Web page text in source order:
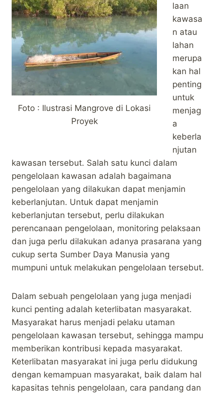
Foto : Ilustrasi Mangrove di Lokasi
Proyek
laan
kawasa
n atau
lahan
merupa
kan hal
penting
untuk
menjag
a
keberla
njutan
kawasan tersebut. Salah satu kunci dalam
pengelolaan kawasan adalah bagaimana
pengelolaan yang dilakukan dapat menjamin
keberlanjutan. Untuk dapat menjamin
keberlanjutan tersebut, perlu dilakukan
perencanaan pengelolaan, monitoring pelaksaan
dan juga perlu dilakukan adanya prasarana yang
cukup serta Sumber Daya Manusia yang
mumpuni untuk melakukan pengelolaan tersebut.
Dalam sebuah pengelolaan yang juga menjadi
kunci penting adalah keterlibatan masyarakat.
Masyarakat harus menjadi pelaku utaman
pengelolaan kawasan tersebut, sehingga mampu
memberikan kontribusi kepada masyarakat.
Keterlibatan masyarakat ini juga perlu didukung
dengan kemampuan masyarakat, baik dalam hal
kapasitas tehnis pengelolaan, cara pandang dan